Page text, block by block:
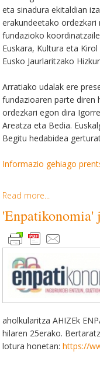
eta sinadura ekitaldian
erakundeetako ordezkari
fundazioko
Euskara, Kultura eta
Eusko Jaurlaritzako
Arratiako udalak ere
fundazioaren parte diren
ordezkari egon dira
Areatza eta Bedia.
Begitu hedabidea
Informazio gehiago
Read more...
'Enpatikonomia'
aholkularitza AHIZEk
hilaren 25erako.
lotura honetan: https://